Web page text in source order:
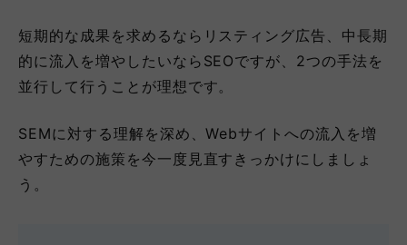
短期的な成果を求めるならリスティング広告、中長期
的に流入を増やしたいならSEOですが、2つの手法を
並行して行うことが理想です。
SEMに対する理解を深め、Webサイトへの流入を増
やすための施策を今一度見直すきっかけにしましょ
う。